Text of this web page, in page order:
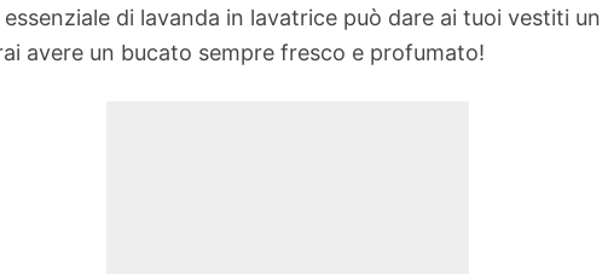
di lavanda in lavatrice può dare ai tuoi vestiti
avere un bucato sempre fresco e profumato!